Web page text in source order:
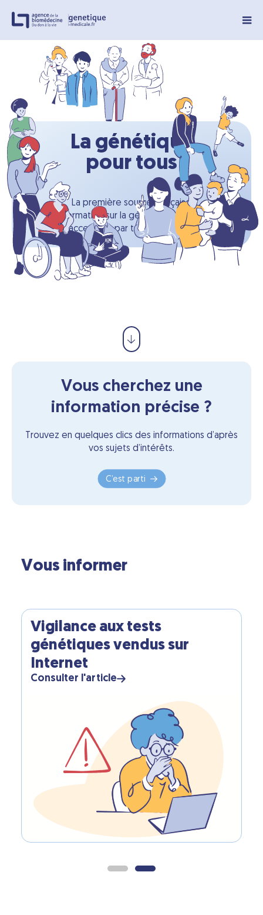
La génétique
pour tous
La première source française
d’information sur la génétique médicale,
accessible par tous, pour tous.
Vous cherchez une
information précise ?
Trouvez en quelques clics des informations d’après
vos sujets d’intérêts.
C’est parti
Vous informer
Vigilance aux tests
génétiques vendus sur
Internet
Consulter l'article